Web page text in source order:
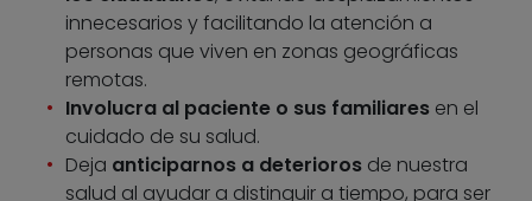
innecesarios y facilitando la atención a
personas que viven en zonas geográficas
remotas.
Involucra al paciente o sus familiares en el
cuidado de su salud.
Deja anticiparnos a deterioros de nuestra
salud al ayudar a distinguir a tiempo, para ser